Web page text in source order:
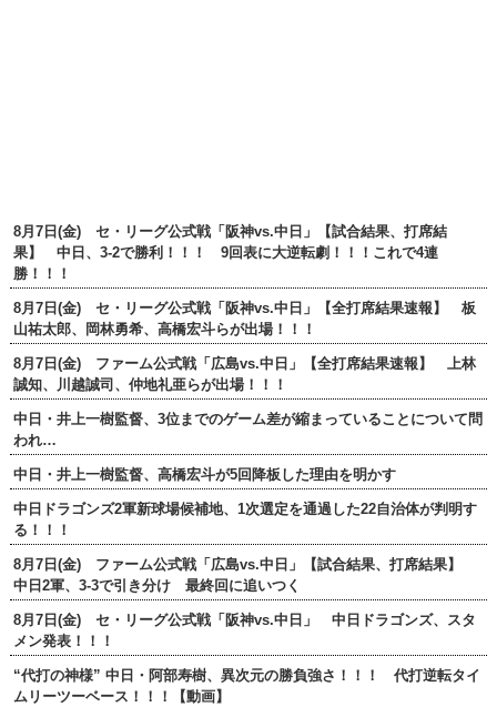
8月7日(金) セ・リーグ公式戦「阪神vs.中日」【試合結果、打席結
果】 中日、3-2で勝利！！！ 9回表に大逆転劇！！！これで4連
勝！！！
8月7日(金) セ・リーグ公式戦「阪神vs.中日」【全打席結果速報】 板
山祐太郎、岡林勇希、高橋宏斗らが出場！！！
8月7日(金) ファーム公式戦「広島vs.中日」【全打席結果速報】 上林
誠知、川越誠司、仲地礼亜らが出場！！！
中日・井上一樹監督、3位までのゲーム差が縮まっていることについて問
われ…
中日・井上一樹監督、高橋宏斗が5回降板した理由を明かす
中日ドラゴンズ2軍新球場候補地、1次選定を通過した22自治体が判明す
る！！！
8月7日(金) ファーム公式戦「広島vs.中日」【試合結果、打席結果】
中日2軍、3-3で引き分け 最終回に追いつく
8月7日(金) セ・リーグ公式戦「阪神vs.中日」 中日ドラゴンズ、スタ
メン発表！！！
“代打の神様” 中日・阿部寿樹、異次元の勝負強さ！！！ 代打逆転タイ
ムリーツーベース！！！【動画】